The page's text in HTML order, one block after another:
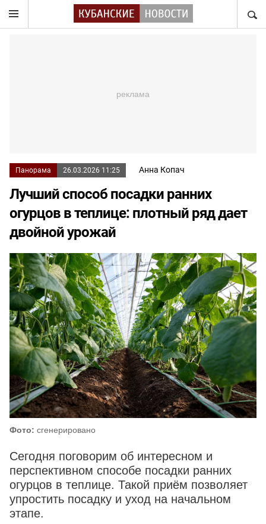
Панорама 26.03.2026 11:25 Анна Копач
Лучший способ посадки ранних
огурцов в теплице: плотный ряд дает
двойной урожай
Фото: сгенерировано
Сегодня поговорим об интересном и
перспективном способе посадки ранних
огурцов в теплице. Такой приём позволяет
упростить посадку и уход на начальном
этапе.